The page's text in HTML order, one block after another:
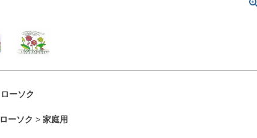
ローソク
ローソク > 家庭用